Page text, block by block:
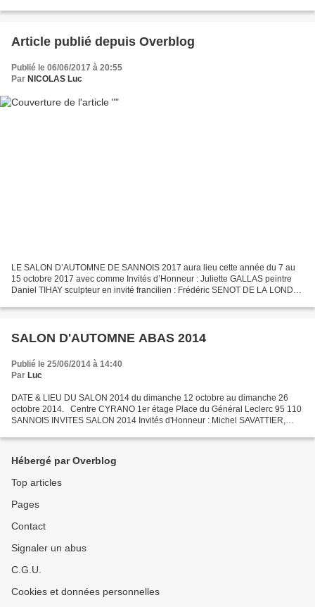
ROLAND...
Article publié depuis Overblog
Publié le 06/06/2017 à 20:55
Par NICOLAS Luc
LE SALON D’AUTOMNE DE SANNOIS 2017 aura lieu cette année du 7 au
15 octobre 2017 avec comme Invités d’Honneur : Juliette GALLAS peintre
Daniel TIHAY sculpteur en invité francilien : Frédéric SENOT DE LA LONDE
SALON D'AUTOMNE ABAS 2014
Publié le 25/06/2014 à 14:40
Par Luc
DATE & LIEU DU SALON 2014 du dimanche 12 octobre au dimanche 26
octobre 2014. Centre CYRANO 1er étage Place du Général Leclerc 95 110
SANNOIS INVITES SALON 2014 Invités d'Honneur : Michel SAVATTIER,
Hébergé par Overblog
Top articles
Pages
Contact
Signaler un abus
C.G.U.
Cookies et données personnelles